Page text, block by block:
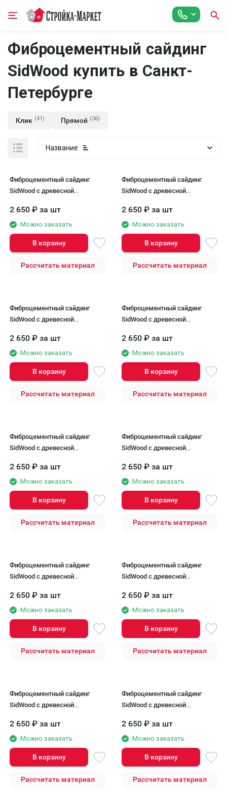
Фиброцементный сайдинг
SidWood купить в Санкт-
Петербурге
Клик (41) Прямой (36)
Название
Фиброцементный сайдинг
SidWood с древесной
2 650 ₽ за шт
Можно заказать
В корзину
Рассчитать материал
Фиброцементный сайдинг
SidWood с древесной
2 650 ₽ за шт
Можно заказать
В корзину
Рассчитать материал
Фиброцементный сайдинг
SidWood с древесной
2 650 ₽ за шт
Можно заказать
В корзину
Рассчитать материал
Фиброцементный сайдинг
SidWood с древесной
2 650 ₽ за шт
Можно заказать
В корзину
Рассчитать материал
Фиброцементный сайдинг
SidWood с древесной
2 650 ₽ за шт
Можно заказать
В корзину
Рассчитать материал
Фиброцементный сайдинг
SidWood с древесной
2 650 ₽ за шт
Можно заказать
В корзину
Рассчитать материал
Фиброцементный сайдинг
SidWood с древесной
2 650 ₽ за шт
Можно заказать
В корзину
Рассчитать материал
Фиброцементный сайдинг
SidWood с древесной
2 650 ₽ за шт
Можно заказать
В корзину
Рассчитать материал
Фиброцементный сайдинг
SidWood с древесной
2 650 ₽ за шт
Можно заказать
В корзину
Рассчитать материал
Фиброцементный сайдинг
SidWood с древесной
2 650 ₽ за шт
Можно заказать
В корзину
Рассчитать материал